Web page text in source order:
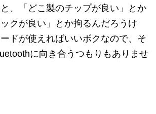
、「どこ製のチップが良い」とか
ックが良い」とか拘るんだろうけ
ドが使えればいいボクなので、そ
に向き合うつもりもありませ